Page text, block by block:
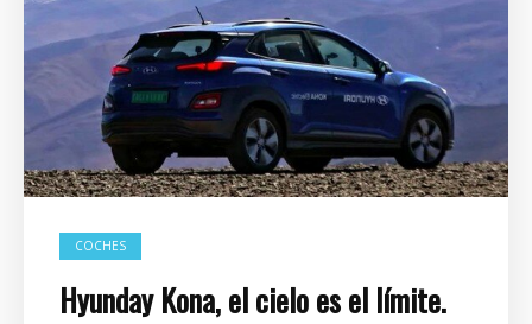
COCHES
Hyunday Kona, el cielo es el límite.